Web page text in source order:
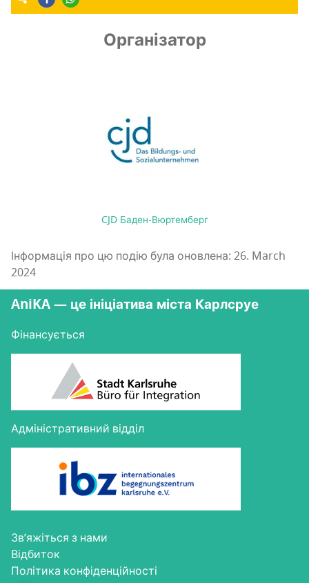
Організатор
CJD Баден-Вюртемберг
Інформація про цю подію була оновлена: 26. March
2024
AniKA — це ініціатива міста Карлсруе
Фінансується
Адміністративний відділ
Зв’яжіться з нами
Від­би­ток
Полі­ти­ка конфіденційності